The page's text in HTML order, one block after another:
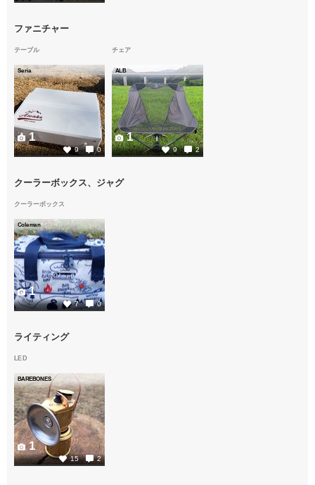
ファニチャー
テーブル
Seria
9 0
1
チェア
ALB
9 2
1
クーラーボックス、ジャグ
クーラーボックス
Coleman
7 0
1
ライティング
LED
BAREBONES
15 2
1